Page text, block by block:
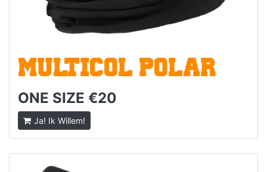
MULTICOL POLAR
ONE SIZE €20
Ja! Ik Willem!